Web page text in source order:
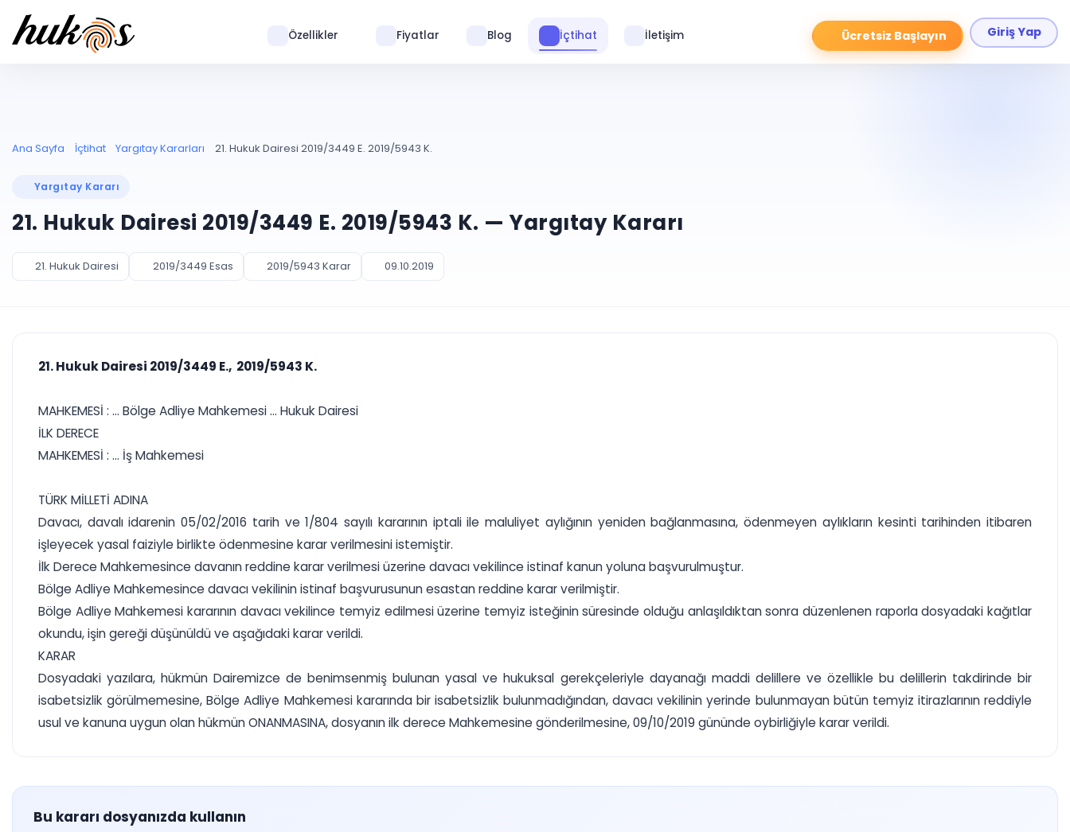
Ücretsiz Başlayın Giriş Yap
Özellikler Fiyatlar Blog İçtihat İletişim
Ana Sayfa İçtihat Yargıtay Kararları 21. Hukuk Dairesi 2019/3449 E. 2019/5943 K.
Yargıtay Kararı
21. Hukuk Dairesi 2019/3449 E. 2019/5943 K. — Yargıtay Kararı
21. Hukuk Dairesi 2019/3449 Esas 2019/5943 Karar 09.10.2019
21. Hukuk Dairesi 2019/3449 E., 2019/5943 K.
MAHKEMESİ : ... Bölge Adliye Mahkemesi ... Hukuk Dairesi
İLK DERECE
MAHKEMESİ : ... İş Mahkemesi
TÜRK MİLLETİ ADINA
Davacı, davalı idarenin 05/02/2016 tarih ve 1/804 sayılı kararının iptali ile maluliyet aylığının yeniden bağlanmasına, ödenmeyen aylıkların kesinti tarihinden itibaren
işleyecek yasal faiziyle birlikte ödenmesine karar verilmesini istemiştir.
İlk Derece Mahkemesince davanın reddine karar verilmesi üzerine davacı vekilince istinaf kanun yoluna başvurulmuştur.
Bölge Adliye Mahkemesince davacı vekilinin istinaf başvurusunun esastan reddine karar verilmiştir.
Bölge Adliye Mahkemesi kararının davacı vekilince temyiz edilmesi üzerine temyiz isteğinin süresinde olduğu anlaşıldıktan sonra düzenlenen raporla dosyadaki kağıtlar
okundu, işin gereği düşünüldü ve aşağıdaki karar verildi.
KARAR
Dosyadaki yazılara, hükmün Dairemizce de benimsenmiş bulunan yasal ve hukuksal gerekçeleriyle dayanağı maddi delillere ve özellikle bu delillerin takdirinde bir
isabetsizlik görülmemesine, Bölge Adliye Mahkemesi kararında bir isabetsizlik bulunmadığından, davacı vekilinin yerinde bulunmayan bütün temyiz itirazlarının reddiyle
usul ve kanuna uygun olan hükmün ONANMASINA, dosyanın ilk derece Mahkemesine gönderilmesine, 09/10/2019 gününde oybirliğiyle karar verildi.
Bu kararı dosyanızda kullanın